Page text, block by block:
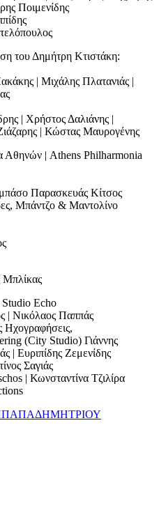
Ποιμενίδης
του Δημήτρη Κτιστάκη:
| Μιχάλης Πλατανιάς |
| Χρήστος Δαλιάνης |
| Κώστας Μαυρογένης
Αθηνών | Athens Philharmonia
Παρασκευάς Κίτσος
Μπάντζο & Μαντολίνο
Μπλίκας
Echo
| Νικόλαος Παππάς
(City Studio) Γιάννης
| Ευριπίδης Ζεμενίδης
Σαγιάς
| Κωνσταντίνα Τζιλίρα
ΠΑΠΑΔΗΜΗΤΡΙΟΥ